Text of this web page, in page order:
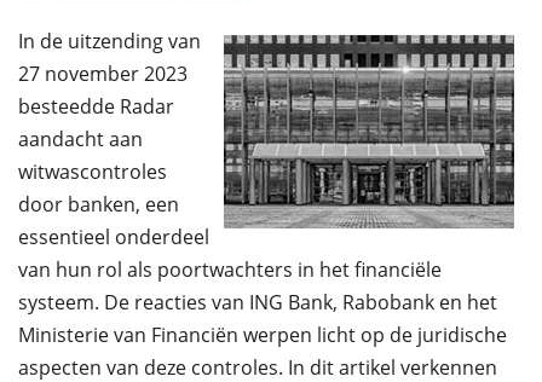
In de uitzending van
27 november 2023
besteedde Radar
aandacht aan
witwascontroles
door banken, een
essentieel onderdeel
van hun rol als poortwachters in het financiële
systeem. De reacties van ING Bank, Rabobank en het
Ministerie van Financiën werpen licht op de juridische
aspecten van deze controles. In dit artikel verkennen